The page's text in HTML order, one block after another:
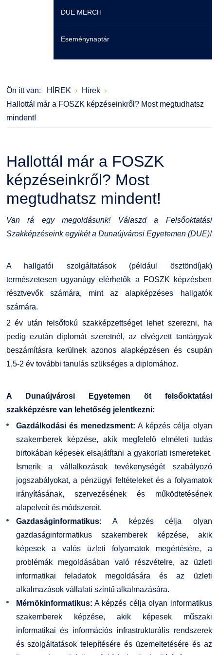
Moodle
Átjelentkezőknek
Karrier
Hallgatókra érvényes szabályzatok
Ösztöndíjak
Kiemelt ösztöndíjak
Szolgáltatások
GY.I.K.
DUE Hallgatói laptop használati segédlet
Könyvtár
Szakmentori rendszer
Felnőttképzés
Neptun
Moodle
K+F+I
Kapcsolat
Online Studium
Képzési Életpályamodell
Családbarát Szolgáltató
Dokumentumok
Érdekvédelmi testületek
Szervezeti felépítés
Szabályzatok
Díjak, elismerések
Minőségirányítás
Intézményi és Tanulmányi Tájékoztató
Együttműködő partnereink
DUE MERCH
Eseménynaptár
Ön itt van: HÍREK
Hírek
Hallottál már a FOSZK képzéseinkről? Most megtudhatsz
mindent!
Hallottál már a FOSZK
képzéseinkről? Most
megtudhatsz mindent!
Van rá egy megoldásunk! Válaszd a Felsőoktatási
Szakképzéseink egyikét a Dunaújvárosi Egyetemen (DUE)!
A hallgatói szolgáltatások (például ösztöndíjak)
természetesen ugyanúgy elérhetők a FOSZK képzésben
résztvevők számára, mint az alapképzéses hallgatók
számára.
2 év után felsőfokú szakképzettséget lehet szerezni, ha
pedig ezután diplomát szeretnél, az elvégzett tantárgyak
beszámításra kerülnek azonos alapképzésen és csupán
1,5-2 év további tanulás szükséges a diplomához.
A Dunaújvárosi Egyetemen öt felsőoktatási
szakképzésre van lehetőség jelentkezni:
Gazdálkodási és menedzsment: A képzés célja olyan
szakemberek képzése, akik megfelelő elméleti tudás
birtokában képesek elsajátítani a gyakorlati ismereteket.
Ismerik a vállalkozások tevékenységét szabályozó
jogszabályokat, a pénzügyi feltételeket és a folyamatok
irányításának, szervezésének és működtetésének
alapelveit és módszereit.
Gazdaságinformatikus: A képzés célja olyan
gazdaságinformatikus szakemberek képzése, akik
képesek a valós üzleti folyamatok megértésére, a
problémák megoldásában való részvételre, az üzleti
informatikai feladatok megoldására és az üzleti
alkalmazások vállalati szintű alkalmazására.
Mérnökinformatikus: A képzés célja olyan informatikus
szakemberek képzése, akik képesek műszaki
informatikai és információs infrastrukturális rendszerek
és szolgáltatások telepítésére és üzemeltetésére és az